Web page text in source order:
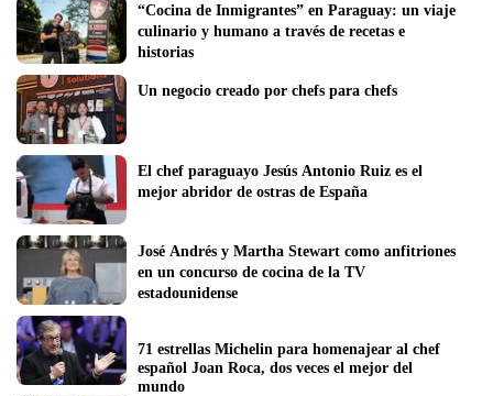
“Cocina de Inmigrantes” en Paraguay: un viaje
culinario y humano a través de recetas e
historias
Un negocio creado por chefs para chefs
El chef paraguayo Jesús Antonio Ruiz es el
mejor abridor de ostras de España
José Andrés y Martha Stewart como anfitriones
en un concurso de cocina de la TV
estadounidense
71 estrellas Michelin para homenajear al chef
español Joan Roca, dos veces el mejor del
mundo